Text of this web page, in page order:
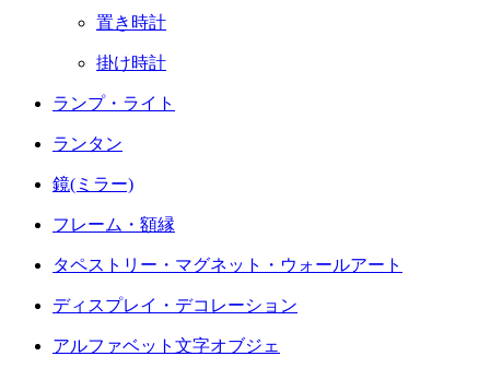
置き時計
掛け時計
ランプ・ライト
ランタン
鏡(ミラー)
フレーム・額縁
タペストリー・マグネット・ウォールアート
ディスプレイ・デコレーション
アルファベット文字オブジェ